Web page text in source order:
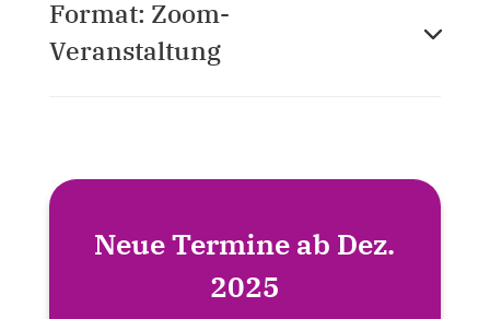
Format: Zoom-
Veranstaltung
Neue Termine ab Dez.
2025